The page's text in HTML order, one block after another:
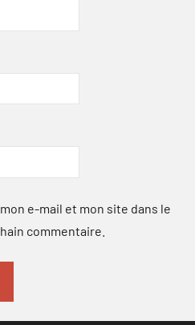
e-mail et mon site dans le
commentaire.